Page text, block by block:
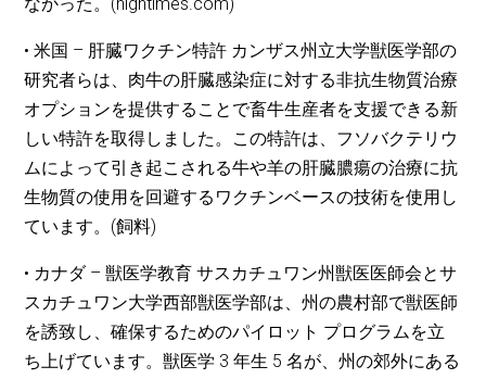
• 米国 – 肝臓ワクチン特許 カンザス州立大学獣医学部の
研究者らは、肉牛の肝臓感染症に対する非抗生物質治療
オプションを提供することで畜牛生産者を支援できる新
しい特許を取得しました。この特許は、フソバクテリウ
ムによって引き起こされる牛や羊の肝臓膿瘍の治療に抗
生物質の使用を回避するワクチンベースの技術を使用し
ています。(飼料)
• カナダ – 獣医学教育 サスカチュワン州獣医医師会とサ
スカチュワン大学西部獣医学部は、州の農村部で獣医師
を誘致し、確保するためのパイロット プログラムを立
ち上げています。獣医学 3 年生 5 名が、州の郊外にある